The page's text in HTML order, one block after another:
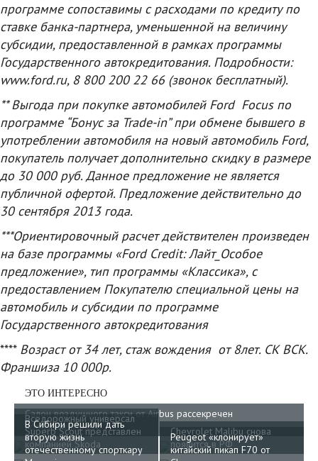
программе сопоставимы с расходами по кредиту по
ставке банка-партнера, уменьшенной на величину
субсидии, предоставленной в рамках программы
Государственного автокредитования. Подробности:
www.ford.ru, 8 800 200 22 66 (звонок бесплатный).
** Выгода при покупке автомобилей Ford Focus по
программе “Бонус за Trade-in” при обмене бывшего в
употреблении автомобиля на новый автомобиль Ford,
покупатель получает дополнительно скидку в размере
до 30 000 руб. Данное предложение не является
публичной офертой. Предложение действительно до
30 сентября 2013 года.
***Ориентировочный расчет действителен произведен
на базе программы «Ford Credit: Лайт_Особое
предложение», тип программы «Классика», с
предоставлением Покупателю специальной цены на
автомобиль и субсидии по программе
Государственного автокредитования
**** Возраст от 34 лет, стаж вождения от 8лет. СК ВСК.
Франшиза 10 000р.
ЭТО ИНТЕРЕСНО
Салон воздушного такси от Airbus рассекречен
производителем
Вседорожный универсал
Superb Scout представлен
компанией Skoda
Chevrolet Malibu снова
появится в РФ
В Сибири решили дать
вторую жизнь
отечественному спорткару
Peugeot «клонирует»
китайский пикап F70 от